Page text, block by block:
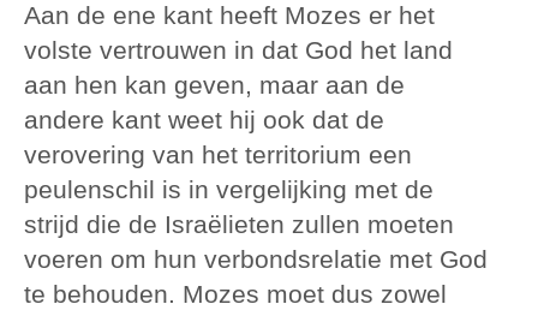
Aan de ene kant heeft Mozes er het
volste vertrouwen in dat God het land
aan hen kan geven, maar aan de
andere kant weet hij ook dat de
verovering van het territorium een
peulenschil is in vergelijking met de
strijd die de Israëlieten zullen moeten
voeren om hun verbondsrelatie met God
te behouden. Mozes moet dus zowel